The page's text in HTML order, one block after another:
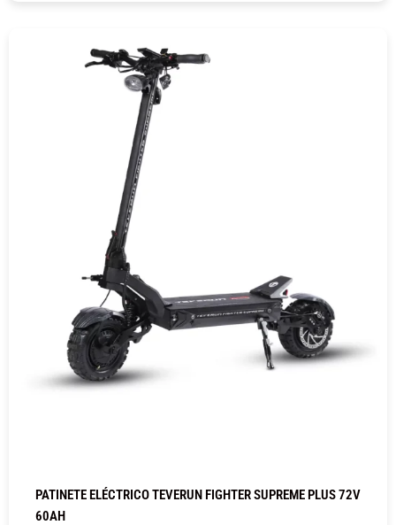
PATINETE ELÉCTRICO TEVERUN FIGHTER SUPREME PLUS 72V
60AH